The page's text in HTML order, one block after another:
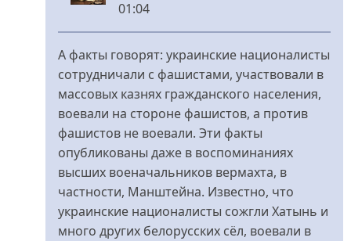
01:04
У
відповідь
до
Мозги
запудрили?
Вы
такого
від
Rimidalv
А факты говорят: украинские националисты
сотрудничали с фашистами, участвовали в
массовых казнях гражданского населения,
воевали на стороне фашистов, а против
фашистов не воевали. Эти факты
опубликованы даже в воспоминаниях
высших военачальников вермахта, в
частности, Манштейна. Известно, что
украинские националисты сожгли Хатынь и
много других белорусских сёл, воевали в